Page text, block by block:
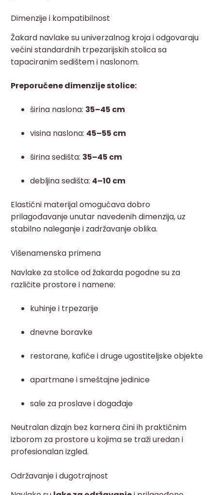
Dimenzije i kompatibilnost
Žakard navlake su univerzalnog kroja i odgovaraju
većini standardnih trpezarijskih stolica sa
tapaciranim sedištem i naslonom.
Preporučene dimenzije stolice:
širina naslona: 35–45 cm
visina naslona: 45–55 cm
širina sedišta: 35–45 cm
debljina sedišta: 4–10 cm
Elastični materijal omogućava dobro
prilagođavanje unutar navedenih dimenzija, uz
stabilno naleganje i zadržavanje oblika.
Višenamenska primena
Navlake za stolice od žakarda pogodne su za
različite prostore i namene:
kuhinje i trpezarije
dnevne boravke
restorane, kafiće i druge ugostiteljske objekte
apartmane i smeštajne jedinice
sale za proslave i događaje
Neutralan dizajn bez karnera čini ih praktičnim
izborom za prostore u kojima se traži uredan i
profesionalan izgled.
Održavanje i dugotrajnost